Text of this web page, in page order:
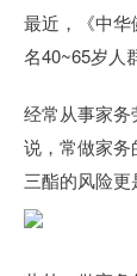
最近，《中
名40~65岁人
经常从事家
说，常做家务
三酯的风险更